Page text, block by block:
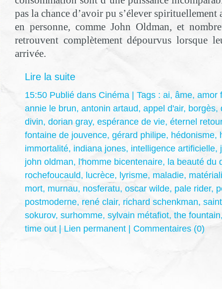
pas la chance d’avoir pu s’élever spirituellement
en personne, comme John Oldman, et
retrouvent complètement dépourvus lorsque
arrivée.
Lire la suite
15:50 Publié dans Cinéma | Tags : ai, âme, amor
annie le brun, antonin artaud, appel d'air, borgès,
divin, dorian gray, espérance de vie, éternel retour
fontaine de jouvence, gérard philipe, hédonisme,
immortalité, indiana jones, intelligence artificielle,
john oldman, l'homme bicentenaire, la beauté du
rochefoucauld, lucrèce, lyrisme, maladie,
mort, murnau, nosferatu, oscar wilde, pale rider,
postmoderne, rené clair, richard schenkman,
sokurov, surhomme, sylvain métafiot, the fountain
time out
Lien permanent Commentaires (0)